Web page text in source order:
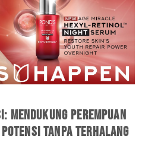
Perempuan
Tanpa Terhalang